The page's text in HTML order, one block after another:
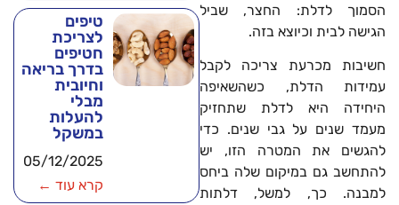
הסמוך לדלת: החצר, שביל
הגישה לבית וכיוצא בזה.
חשיבות מכרעת צריכה לקבל
עמידות הדלת, כשהשאיפה
היחידה היא לדלת שתחזיק
מעמד שנים על גבי שנים. כדי
להגשים את המטרה הזו, יש
להתחשב גם במיקום שלה ביחס
למבנה. כך, למשל, דלתות
טיפים
לצריכת
חטיפים
בדרך בריאה
וחיובית
מבלי
להעלות
במשקל
05/12/2025
קרא עוד ←